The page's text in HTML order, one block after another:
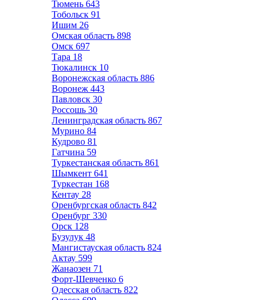
Тюмень 643
Тобольск 91
Ишим 26
Омская область 898
Омск 697
Тара 18
Тюкалинск 10
Воронежская область 886
Воронеж 443
Павловск 30
Россошь 30
Ленинградская область 867
Мурино 84
Кудрово 81
Гатчина 59
Туркестанская область 861
Шымкент 641
Туркестан 168
Кентау 28
Оренбургская область 842
Оренбург 330
Орск 128
Бузулук 48
Мангистауская область 824
Актау 599
Жанаозен 71
Форт-Шевченко 6
Одесская область 822